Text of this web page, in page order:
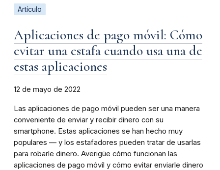
Artículo
Aplicaciones de pago móvil: Cómo
evitar una estafa cuando usa una de
estas aplicaciones
12 de mayo de 2022
Las aplicaciones de pago móvil pueden ser una manera
conveniente de enviar y recibir dinero con su
smartphone. Estas aplicaciones se han hecho muy
populares — y los estafadores pueden tratar de usarlas
para robarle dinero. Averigüe cómo funcionan las
aplicaciones de pago móvil y cómo evitar enviarle dinero